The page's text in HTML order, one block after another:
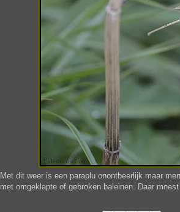
Met dit weer is een paraplu onontbeerlijk maar
met omgeklapte of gebroken baleinen. Daar